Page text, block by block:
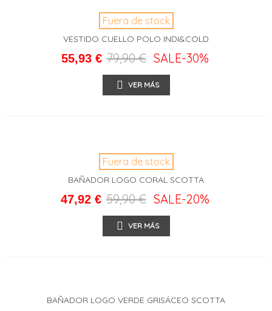
Fuera de stock
VESTIDO CUELLO POLO INDI&COLD
55,93 € 79,90 € SALE-30%
VER MÁS
Fuera de stock
BAÑADOR LOGO CORAL SCOTTA
47,92 € 59,90 € SALE-20%
VER MÁS
BAÑADOR LOGO VERDE GRISÁCEO SCOTTA